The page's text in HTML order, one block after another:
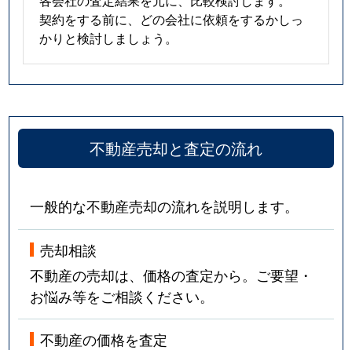
契約をする前に、どの会社に依頼をするかしっ
かりと検討しましょう。
不動産売却と査定の流れ
一般的な不動産売却の流れを説明します。
売却相談
不動産の売却は、価格の査定から。ご要望・
お悩み等をご相談ください。
不動産の価格を査定